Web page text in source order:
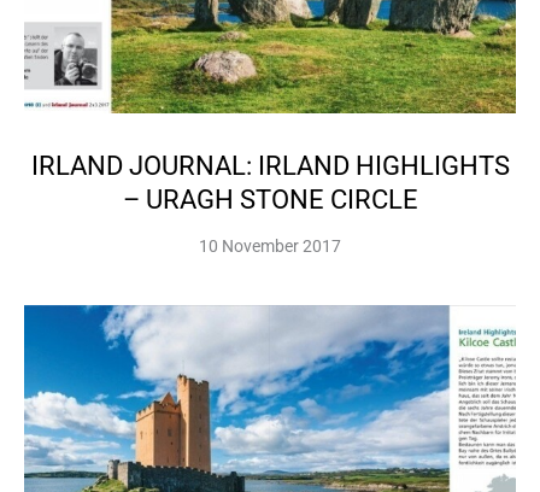
IRLAND JOURNAL: IRLAND HIGHLIGHTS
– URAGH STONE CIRCLE
10 November 2017